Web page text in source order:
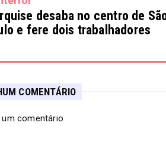
desaba no centro de
e fere dois trabalhadores
COMENTÁRIO
comentário